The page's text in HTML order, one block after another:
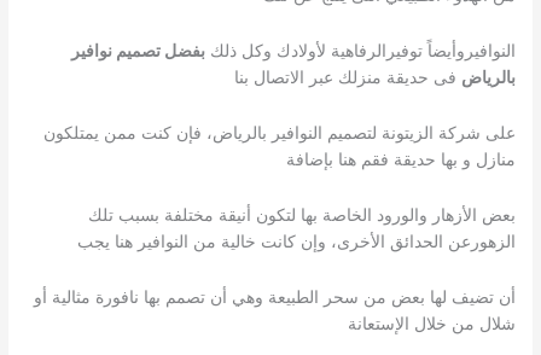
النوافيروأيضاً توفيرالرفاهية لأولادك وكل ذلكبفضل تصميم نوافير
بالرياض فى حديقة منزلك عبر الاتصال بنا
على شركة الزيتونة لتصميم النوافير بالرياض، فإن كنت ممن يمتلكون
منازل و بها حديقة فقم هنا بإضافة
بعض الأزهار والورود الخاصة بها لتكون أنيقة مختلفة بسبب تلك
الزهورعن الحدائق الأخرى، وإن كانت خالية من النوافير هنا يجب
أن تضيف لها بعض من سحر الطبيعة وهي أن تصمم بها نافورة مثالية أو
شلال من خلال الإستعانة